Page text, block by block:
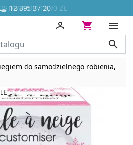
12 395 37 20
OD 13,70 ZŁ




do samodzielnego robienia,